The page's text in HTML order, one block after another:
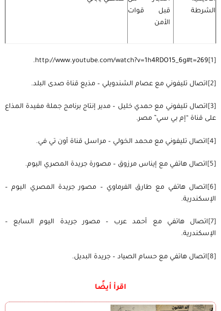
الشرطة
قبل قوات
الأمن
http://www.youtube.com/watch?v=1h4RDO15_6g#t=269.
اتصال تليفوني مع عصام الشندويلي – مذيع قناة صدى البلد.
اتصال تليفوني مع حمدي خليل – مدير إنتاج برنامج جملة مفيدة المذاع
على قناة “إم بي سي” مصر.
اتصال تليفوني مع محمد الخولي – مراسل قناة أون تي في.
اتصال هاتفي مع إيناس مرزوق – مصورة جريدة المصري اليوم.
اتصال هاتفي مع طارق الفرماوي – مصور جريدة المصري اليوم –
الإسكندرية.
اتصال هاتفي مع أحمد عرب – مصور جريدة اليوم السابع –
الإسكندرية.
اتصال هاتفي مع حسام الصياد – جريدة البديل.
اقرأ أيضًا